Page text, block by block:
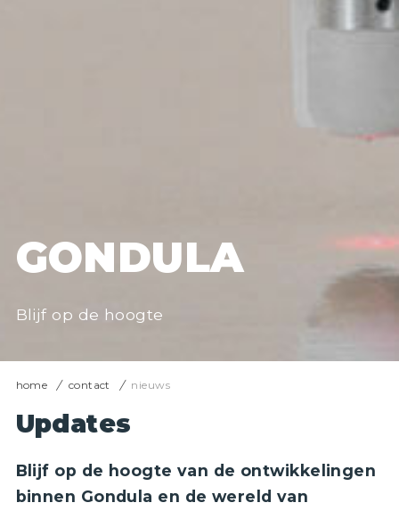
GONDULA
Blijf op de hoogte
home contact nieuws
Updates
Blijf op de hoogte van de ontwikkelingen
binnen Gondula en de wereld van